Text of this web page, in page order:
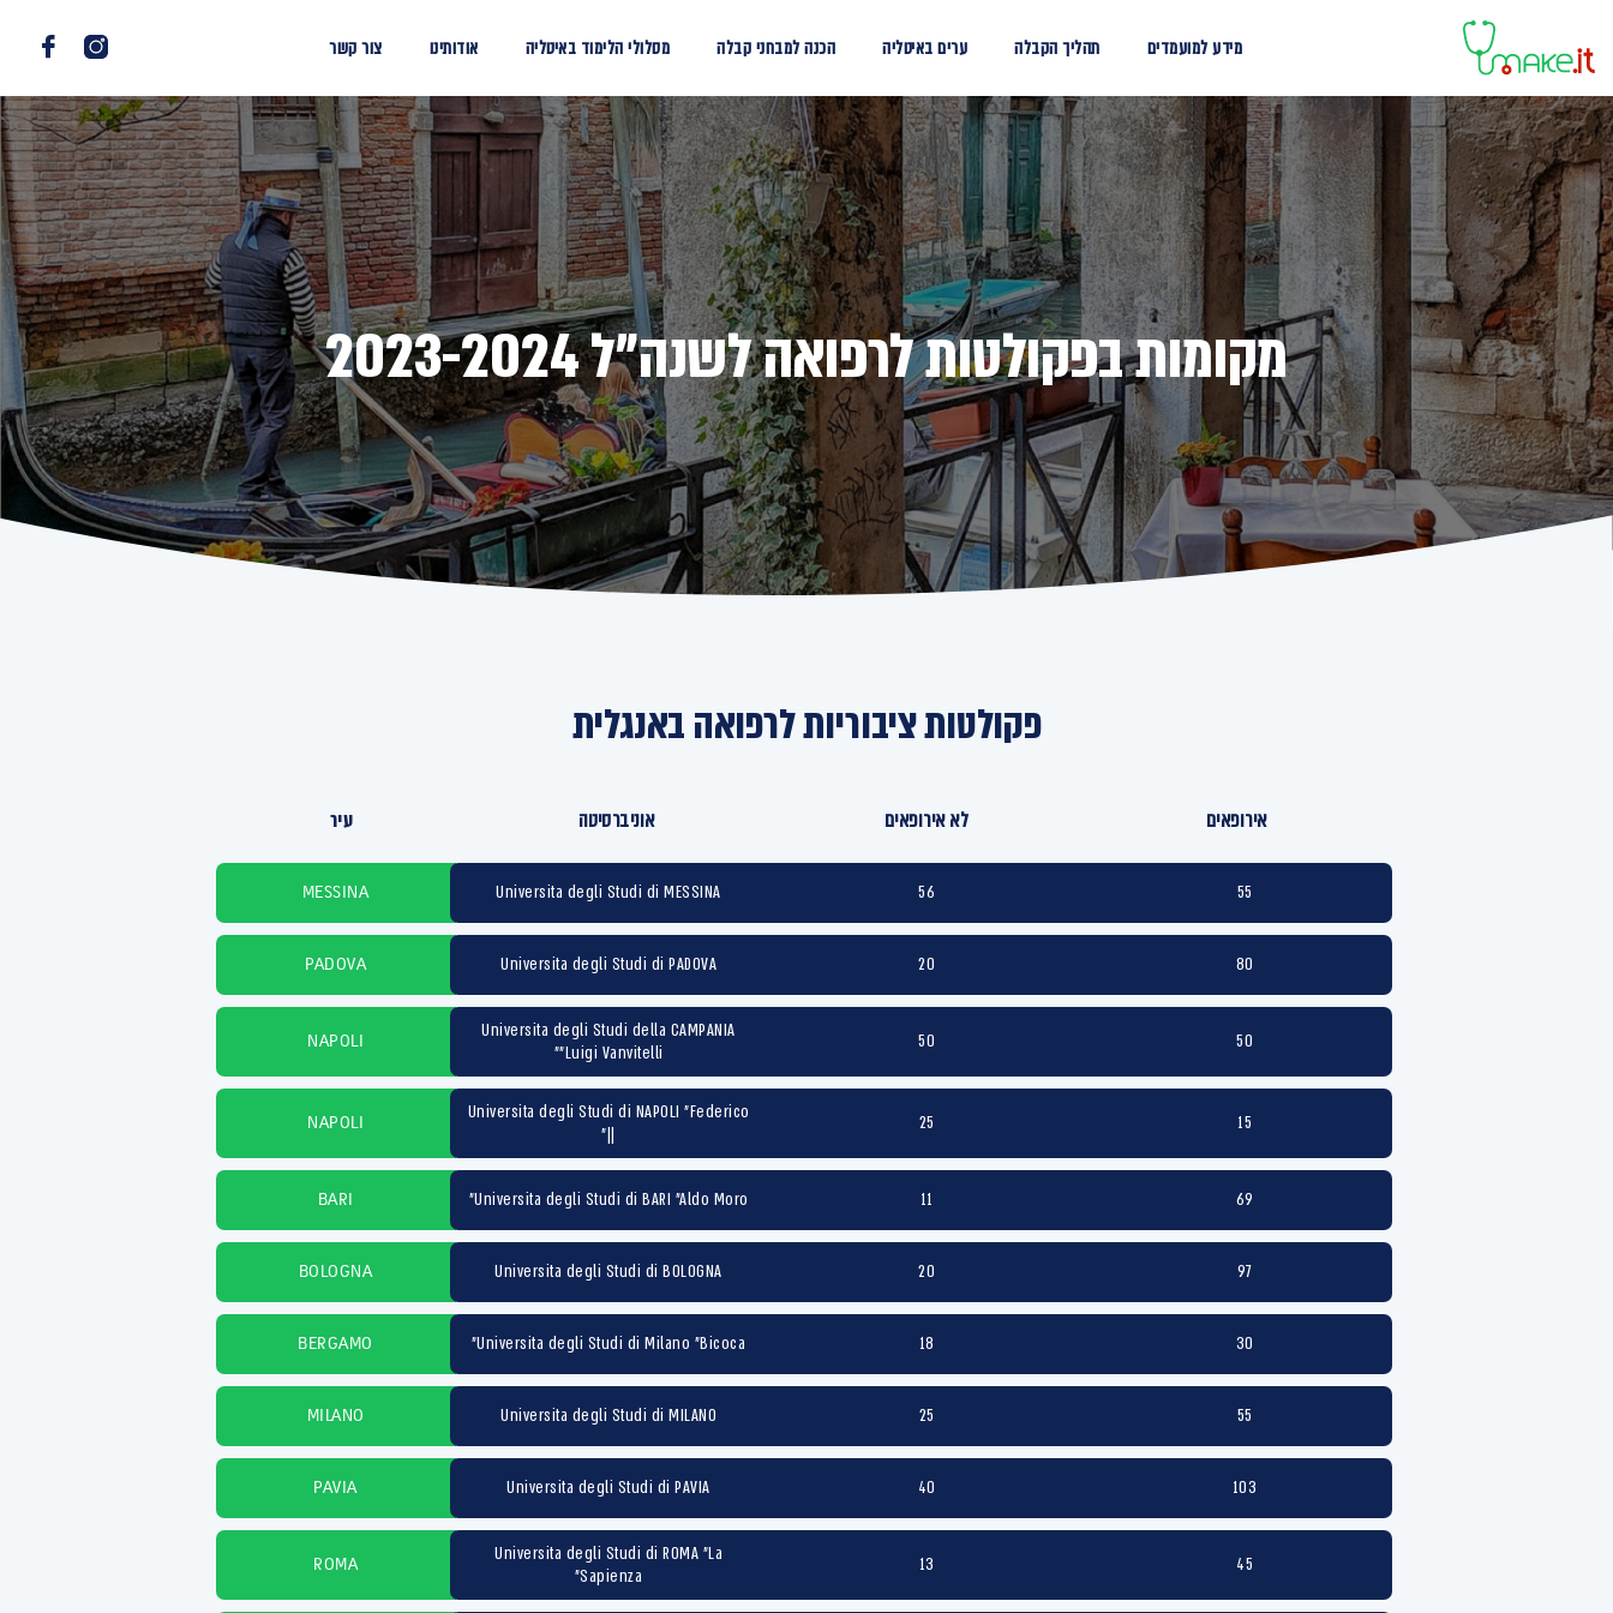
מידע למועמדים תהליך הקבלה ערים באיטליה הכנה למבחני קבלה מסלולי הלימוד באיטליה אודותינו צור קשר
מקומות בפקולטות לרפואה לשנה"ל 2023-2024
פקולטות ציבוריות לרפואה באנגלית
עיר אוניברסיטה לא אירופאים אירופאים
MESSINA Universita degli Studi di MESSINA 56 55
PADOVA Universita degli Studi di PADOVA 20 80
NAPOLI
Universita degli Studi della CAMPANIA
"Luigi Vanvitelli"
50 50
NAPOLI
Universita degli Studi di NAPOLI "Federico
||"
25 15
BARI Universita degli Studi di BARI "Aldo Moro" 11 69
BOLOGNA Universita degli Studi di BOLOGNA 20 97
BERGAMO Universita degli Studi di Milano "Bicoca" 18 30
MILANO Universita degli Studi di MILANO 25 55
PAVIA Universita degli Studi di PAVIA 40 103
ROMA
Universita degli Studi di ROMA "La
Sapienza"
13 45